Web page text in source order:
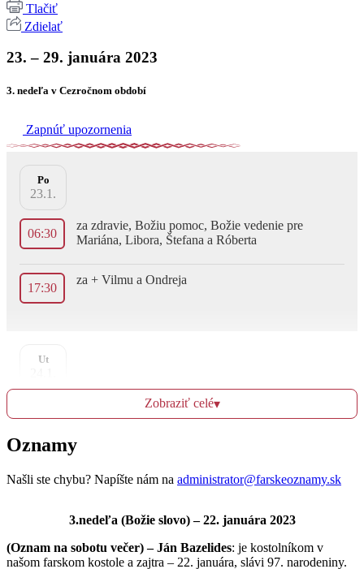
Tlačiť
Zdielať
23. – 29. januára 2023
3. nedeľa v Cezročnom období
Zapnúť upozornenia
Po
23.1.
06:30
za zdravie, Božiu pomoc, Božie vedenie pre
Mariána, Libora, Štefana a Róberta
17:30
za + Vilmu a Ondreja
Ut
25.1.
Zobraziť celé▾
Oznamy
Našli ste chybu? Napíšte nám na administrator@farskeoznamy.sk
3.nedeľa (Božie slovo) – 22. januára 2023
(Oznam na sobotu večer) – Ján Bazelides: je kostolníkom v
našom farskom kostole a zajtra – 22. januára, slávi 97. narodeniny.